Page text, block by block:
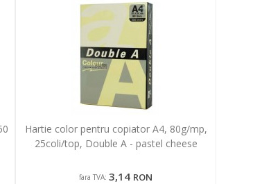
Hartie color pentru copiator A4, 80g/mp,
25coli/top, Double A - pastel cheese
fara TVA: 3,14 RON